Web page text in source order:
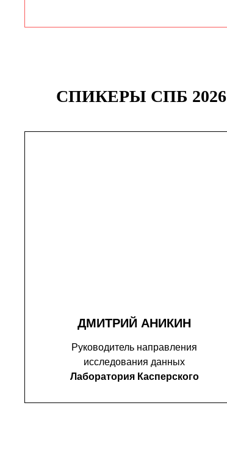
СПИКЕРЫ СПБ 2026
ДМИТРИЙ АНИКИН
Руководитель направления
исследования данных
Лаборатория Касперского